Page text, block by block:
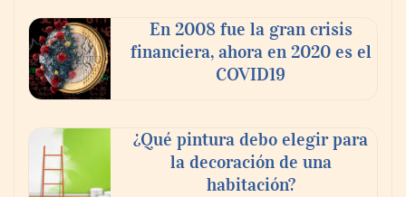
En 2008 fue la gran crisis
financiera, ahora en 2020 es el
COVID19
¿Qué pintura debo elegir para
la decoración de una
habitación?